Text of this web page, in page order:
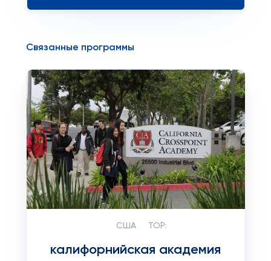
Связанные программы
США TOP:
калифорнийская академия